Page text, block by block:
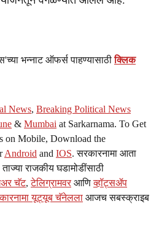
भन्नाट ऑफर्स पाहण्यासाठीक्लिक
News, Breaking Political News
& Mumbai at Sarkarnama. To Get
on Mobile, Download the
Android and IOS. सरकारनामा आता
राजकीय घडामोडींसाठी
चॅट,टेलिग्रामवर आणिव्हॉट्सॲप
यूट्यूब चॅनेलला आजच सबस्क्राइब